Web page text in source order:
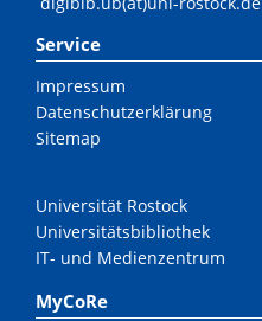
Service
Impressum
Datenschutzerklärung
Sitemap
Universität Rostock
Universitätsbibliothek
IT- und Medienzentrum
MyCoRe